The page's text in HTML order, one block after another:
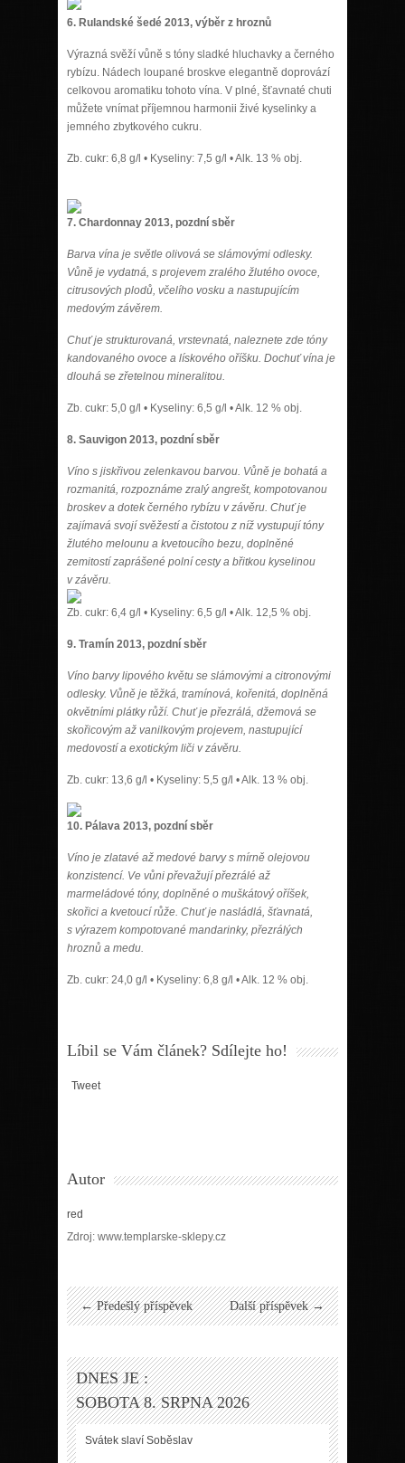
6. Rulandské šedé 2013, výběr z hroznů
Výrazná svěží vůně s tóny sladké hluchavky a černého
rybízu. Nádech loupané broskve elegantně doprovází
celkovou aromatiku tohoto vína. V plné, šťavnaté chuti
můžete vnímat příjemnou harmonii živé kyselinky a
jemného zbytkového cukru.
Zb. cukr: 6,8 g/l • Kyseliny: 7,5 g/l • Alk. 13 % obj.
7. Chardonnay 2013, pozdní sběr
Barva vína je světle olivová se slámovými odlesky.
Vůně je vydatná, s projevem zralého žlutého ovoce,
citrusových plodů, včelího vosku a nastupujícím
medovým závěrem.
Chuť je strukturovaná, vrstevnatá, naleznete zde tóny
kandovaného ovoce a lískového oříšku. Dochuť vína je
dlouhá se zřetelnou mineralitou.
Zb. cukr: 5,0 g/l • Kyseliny: 6,5 g/l • Alk. 12 % obj.
8. Sauvigon 2013, pozdní sběr
Víno s jiskřivou zelenkavou barvou. Vůně je bohatá a
rozmanitá, rozpoznáme zralý angrešt, kompotovanou
broskev a dotek černého rybízu v závěru. Chuť je
zajímavá svojí svěžestí a čistotou z níž vystupují tóny
žlutého melounu a kvetoucího bezu, doplněné
zemitostí zaprášené polní cesty a břitkou kyselinou
v závěru.
Zb. cukr: 6,4 g/l • Kyseliny: 6,5 g/l • Alk. 12,5 % obj.
9. Tramín 2013, pozdní sběr
Víno barvy lipového květu se slámovými a citronovými
odlesky. Vůně je těžká, tramínová, kořenitá, doplněná
okvětními plátky růží. Chuť je přezrálá, džemová se
skořicovým až vanilkovým projevem, nastupující
medovostí a exotickým liči v závěru.
Zb. cukr: 13,6 g/l • Kyseliny: 5,5 g/l • Alk. 13 % obj.
10. Pálava 2013, pozdní sběr
Víno je zlatavé až medové barvy s mírně olejovou
konzistencí. Ve vůni převažují přezrálé až
marmeládové tóny, doplněné o muškátový oříšek,
skořici a kvetoucí růže. Chuť je nasládlá, šťavnatá,
s výrazem kompotované mandarinky, přezrálých
hroznů a medu.
Zb. cukr: 24,0 g/l • Kyseliny: 6,8 g/l • Alk. 12 % obj.
Líbil se Vám článek? Sdílejte ho!
Tweet
Autor
red
Zdroj: www.templarske-sklepy.cz
← Předešlý příspěvek Další příspěvek →
DNES JE :
SOBOTA 8. SRPNA 2026
Svátek slaví Soběslav